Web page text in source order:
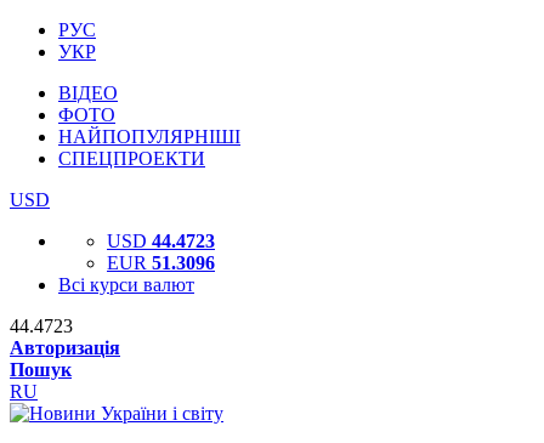
РУС
УКР
ВІДЕО
ФОТО
НАЙПОПУЛЯРНІШІ
СПЕЦПРОЕКТИ
USD
USD 44.4723
EUR 51.3096
Всі курси валют
44.4723
Авторизація
Пошук
RU